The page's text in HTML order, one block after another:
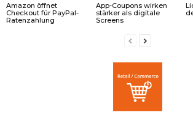
Amazon öffnet
Checkout für PayPal-
Ratenzahlung
App-Coupons wirken
stärker als digitale
Screens